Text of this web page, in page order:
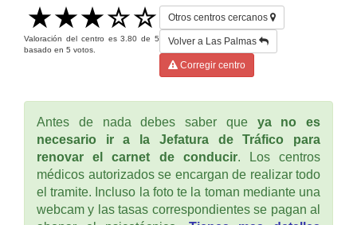
Valoración del centro es3.80 de5
basado en 5 votos.
Otros centros cercanos
Volver a Las Palmas
Corregir centro
Antes de nada debes saber que ya no es
necesario ir a la Jefatura de Tráfico para
renovar el carnet de conducir. Los centros
médicos autorizados se encargan de realizar todo
el tramite. Incluso la foto te la toman mediante una
webcam y las tasas correspondientes se pagan al